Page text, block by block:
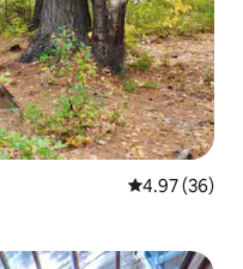
從 36 則評價
4.97 (36)